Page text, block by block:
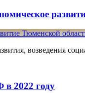
возведения
в 2022 году